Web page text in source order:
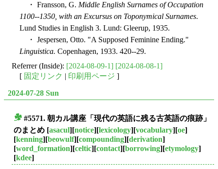
・ Fransson, G. Middle English Surnames of Occupation
1100--1350, with an Excursus on Toponymical Surnames.
Lund Studies in English 3. Lund: Gleerup, 1935.
・ Jespersen, Otto. "A Supposed Feminine Ending."
Linguistica. Copenhagen, 1933. 420--29.
Referrer (Inside): [2024-08-09-1] [2024-08-08-1]
[ 固定リンク 印刷用ページ ]
2024-07-28 Sun
#5571. 朝カル講座「現代の英語に残る古英語の痕跡」
のまとめ [asacul][notice][lexicology][vocabulary][oe]
[kenning][beowulf][compounding][derivation]
[word_formation][celtic][contact][borrowing][etymology]
[kdee]